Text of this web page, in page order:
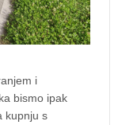
i
bismo ipak
kupnju s